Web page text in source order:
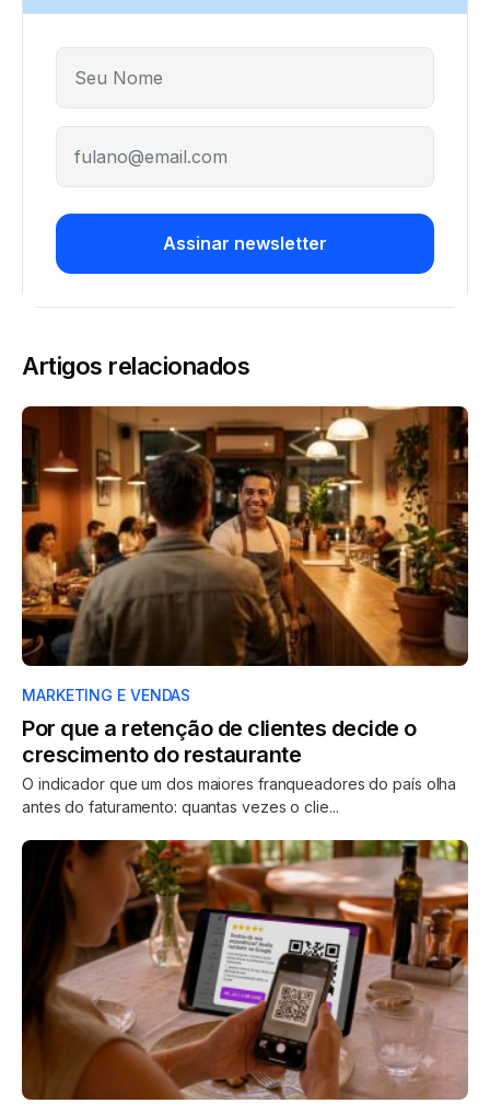
Assinar newsletter
Artigos relacionados
MARKETING E VENDAS
Por que a retenção de clientes decide o
crescimento do restaurante
O indicador que um dos maiores franqueadores do país olha
antes do faturamento: quantas vezes o clie...